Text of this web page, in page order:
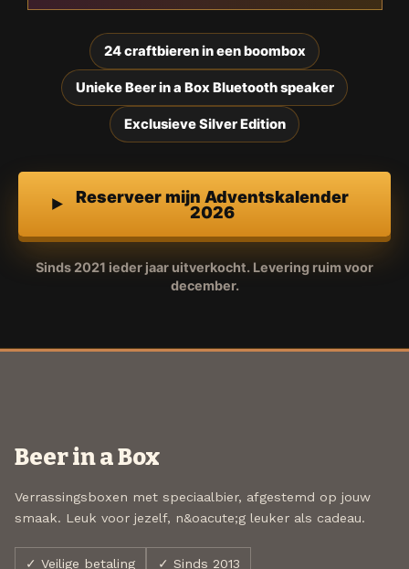
24 craftbieren in een boombox
Unieke Beer in a Box Bluetooth speaker
Exclusieve Silver Edition
Reserveer mijn Adventskalender
2026
Sinds 2021 ieder jaar uitverkocht. Levering ruim voor
december.
Beer in a Box
Verrassingsboxen met speciaalbier, afgestemd op jouw
smaak. Leuk voor jezelf, n&oacute;g leuker als cadeau.
✓ Veilige betaling ✓ Sinds 2013